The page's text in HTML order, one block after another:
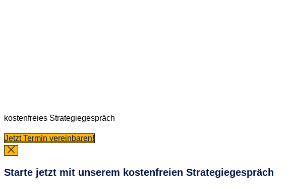
kostenfreies Strategiegespräch
Jetzt Termin vereinbaren!
Starte jetzt mit unserem kostenfreien Strategiegespräch